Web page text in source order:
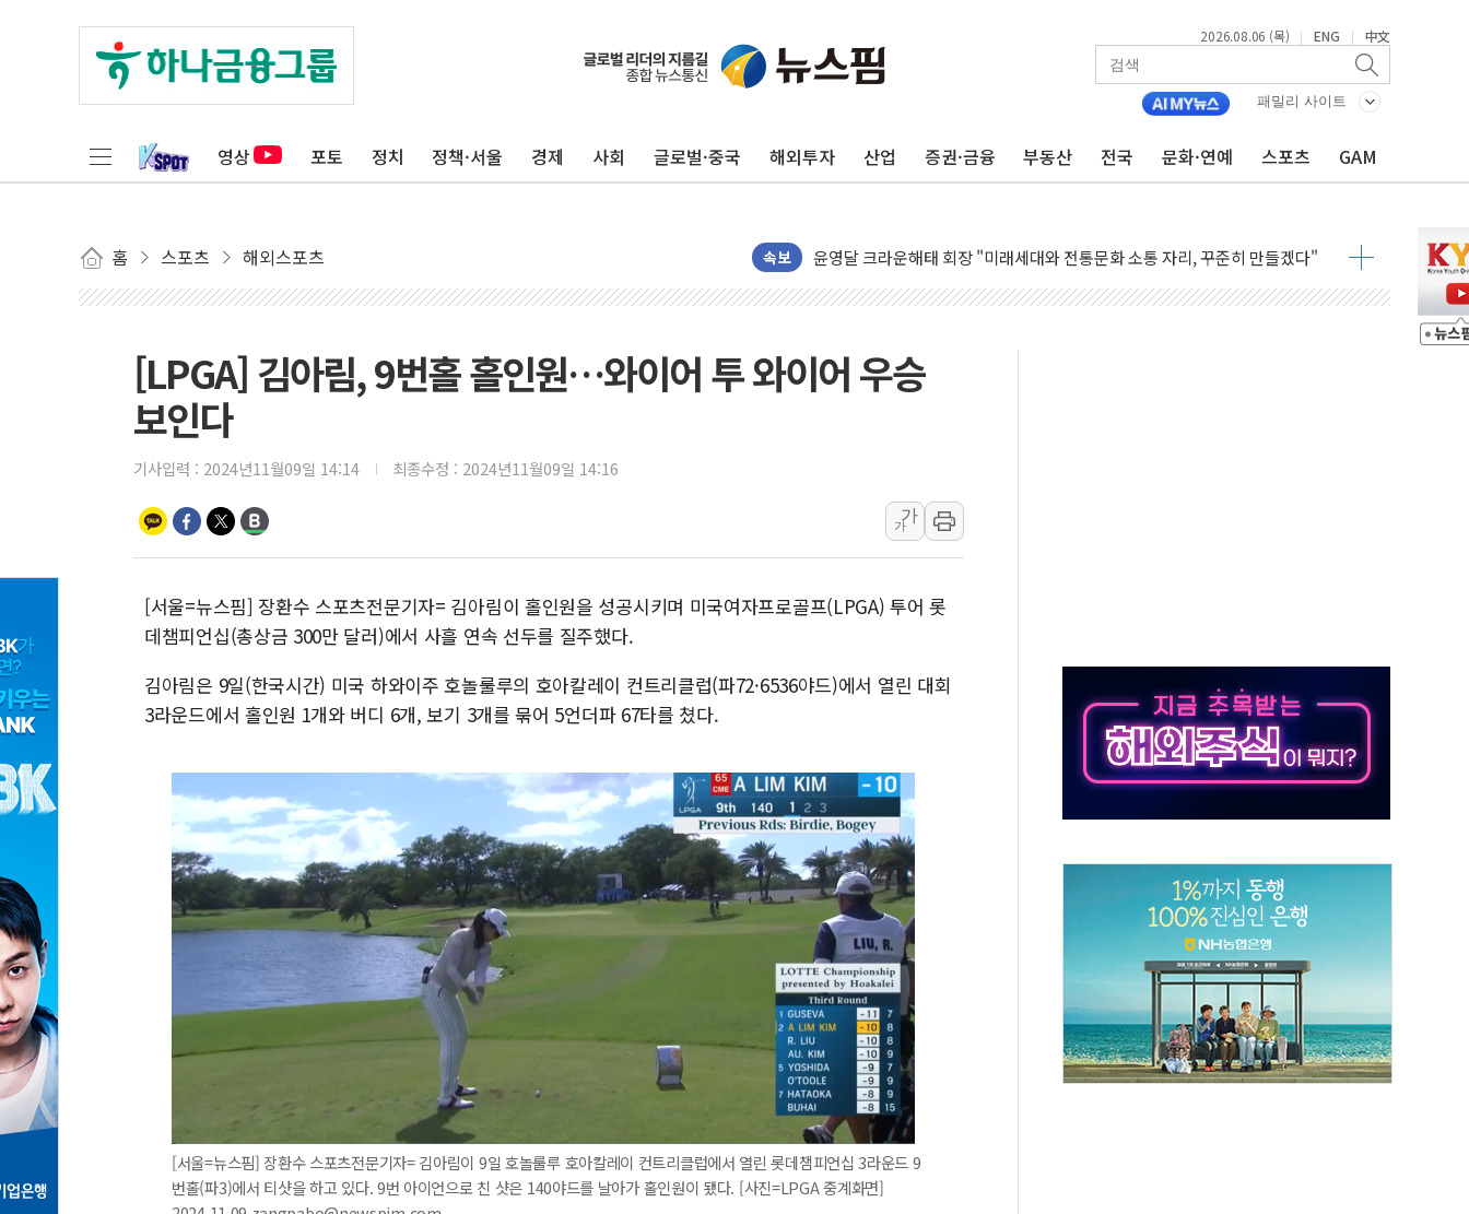
2026.08.06 (목) | ENG | 中文
패밀리 사이트
영상 포토 정치 정책·서울 경제 사회 글로벌·중국 해외투자 산업 증권·금융 부동산 전국 문화·연예 스포츠 GAM
홈 스포츠 해외스포츠 속보
중소기업계 "세제개편안 기본방향 공감...현장 목소리 반영되길"
배틀그라운드 모바일 월드컵 파리서 개막
케이피에프, 2분기 매출액 2136억원
국민통합위 "청년엔 기회를, 중고령층엔 안정을"…세대상생 일자리 특위 출범
레드캡투어, 2분기 영업익 16% 증가…역대 2분기 최대 실적
'주택 공급 vs 공원 보존'…용산어린이정원 활용 놓고 충돌 예고
부대찌개·보쌈 프랜차이즈 '놀부' 법원에 기업회생 신청
원포유, 그린비파트너스 흡수합병…비대면 영상서비스 경쟁력 강화
김민석 측 "'레버리지 ETF 도입 김 총리 지시'는 가짜뉴스…법적 조치"
앤스로픽도 AI칩 직접 만든다…삼성전자 2나노 수주 '촉각'
'친명 vs 친청' 경선 과열...민주당 선관위 "불법 선거운동·방해행위 엄중 제재"
민주당 지지층·무당층 1순위 선호도, 정청래 39.9% 김민석 39.8%
박윤영 KT 대표 "AIDC 경쟁력 높이기 위해 그룹 역량 결집해야"
[LPGA] 김아림, 9번홀 홀인원…와이어 투 와이어 우승
보인다
기사입력 : 2024년11월09일 14:14 최종수정 : 2024년11월09일 14:16
가
가
[서울=뉴스핌] 장환수 스포츠전문기자= 김아림이 홀인원을 성공시키며 미국여자프로골프(LPGA) 투어 롯
데챔피언십(총상금 300만 달러)에서 사흘 연속 선두를 질주했다.
김아림은 9일(한국시간) 미국 하와이주 호놀룰루의 호아칼레이 컨트리클럽(파72·6536야드)에서 열린 대회
3라운드에서 홀인원 1개와 버디 6개, 보기 3개를 묶어 5언더파 67타를 쳤다.
[서울=뉴스핌] 장환수 스포츠전문기자= 김아림이 9일 호놀룰루 호아칼레이 컨트리클럽에서 열린 롯데챔피언십 3라운드 9
번홀(파3)에서 티샷을 하고 있다. 9번 아이언으로 친 샷은 140야드를 날아가 홀인원이 됐다. [사진=LPGA 중계화면]